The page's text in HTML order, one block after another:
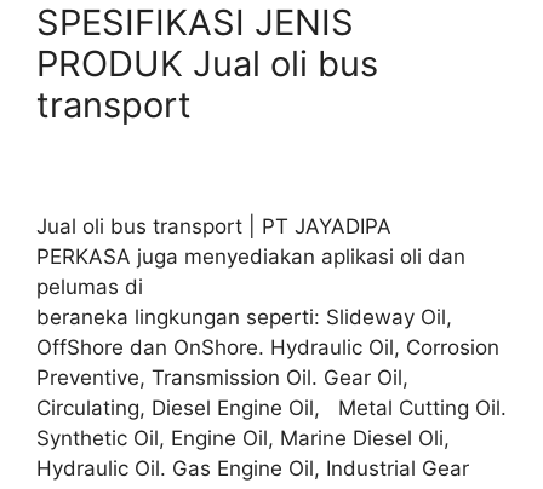
SPESIFIKASI JENIS
PRODUK Jual oli bus
transport
Jual oli bus transport | PT JAYADIPA
PERKASA juga menyediakan aplikasi oli dan
pelumas di
beraneka lingkungan seperti: Slideway Oil,
OffShore dan OnShore. Hydraulic Oil, Corrosion
Preventive, Transmission Oil. Gear Oil,
Circulating, Diesel Engine Oil, Metal Cutting Oil.
Synthetic Oil, Engine Oil, Marine Diesel Oli,
Hydraulic Oil. Gas Engine Oil, Industrial Gear